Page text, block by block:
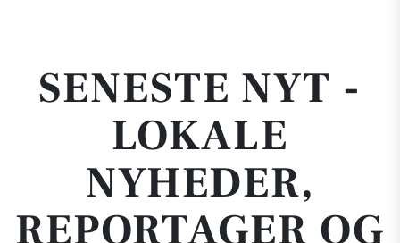
SENESTE NYT -
LOKALE
NYHEDER,
REPORTAGER OG